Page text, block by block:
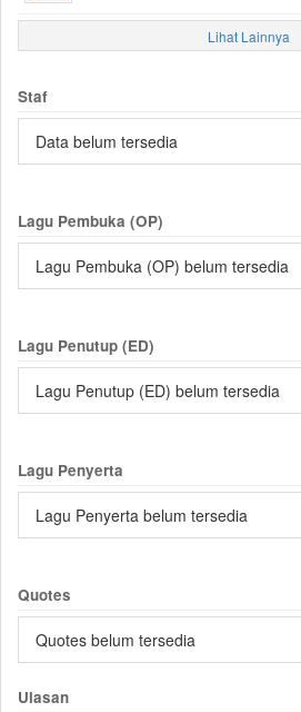
Lihat Lainnya
Staf
Data belum tersedia
Lagu Pembuka (OP)
Lagu Pembuka (OP) belum tersedia
Lagu Penutup (ED)
Lagu Penutup (ED) belum tersedia
Lagu Penyerta
Lagu Penyerta belum tersedia
Quotes
Quotes belum tersedia
Ulasan